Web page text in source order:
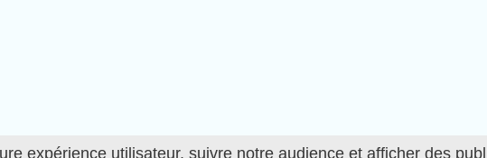
expérience utilisateur, suivre notre audience et afficher des